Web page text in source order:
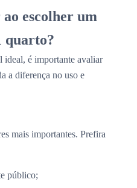
escolher um
quarto?
ideal, é importante avaliar
a diferença no uso e
mais importantes. Prefira
público;